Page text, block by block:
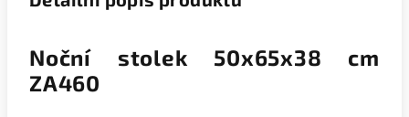
Noční stolek 50x65x38 cm
ZA460